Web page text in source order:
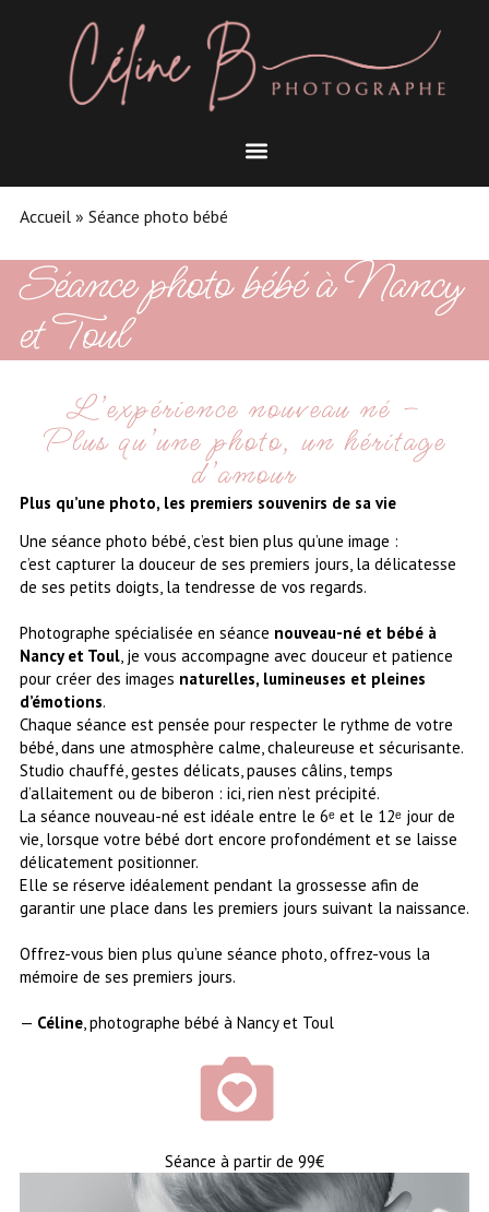
Accueil» Séance photo bébé
Séance photo bébé à Nancy
et Toul
L’expérience nouveau né –
Plus qu’une photo, un héritage
d’amour
Plus qu’une photo, les premiers souvenirs de sa vie
Une séance photo bébé, c’est bien plus qu’une image :
c’est capturer la douceur de ses premiers jours, la délicatesse
de ses petits doigts, la tendresse de vos regards.
Photographe spécialisée en séance nouveau-né et bébé à
Nancy et Toul, je vous accompagne avec douceur et patience
pour créer des images naturelles, lumineuses et pleines
d’émotions.
Chaque séance est pensée pour respecter le rythme de votre
bébé, dans une atmosphère calme, chaleureuse et sécurisante.
Studio chauffé, gestes délicats, pauses câlins, temps
d’allaitement ou de biberon : ici, rien n’est précipité.
La séance nouveau-né est idéale entre le 6ᵉ et le 12ᵉ jour de
vie, lorsque votre bébé dort encore profondément et se laisse
délicatement positionner.
Elle se réserve idéalement pendant la grossesse afin de
garantir une place dans les premiers jours suivant la naissance.
Offrez-vous bien plus qu’une séance photo, offrez-vous la
mémoire de ses premiers jours.
— Céline, photographe bébé à Nancy et Toul
Séance à partir de 99€